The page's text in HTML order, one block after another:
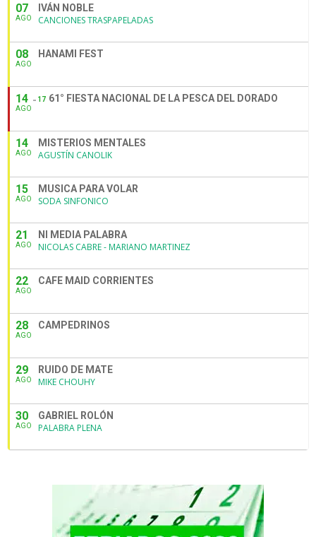
07
AGO
IVÁN NOBLE
CANCIONES TRASPAPELADAS
08
AGO
HANAMI FEST
14
AGO
17 61° FIESTA NACIONAL DE LA PESCA DEL DORADO
14
AGO
MISTERIOS MENTALES
AGUSTÍN CANOLIK
15
AGO
MUSICA PARA VOLAR
SODA SINFONICO
21
AGO
NI MEDIA PALABRA
NICOLAS CABRE - MARIANO MARTINEZ
22
AGO
CAFE MAID CORRIENTES
28
AGO
CAMPEDRINOS
29
AGO
RUIDO DE MATE
MIKE CHOUHY
30
AGO
GABRIEL ROLÓN
PALABRA PLENA